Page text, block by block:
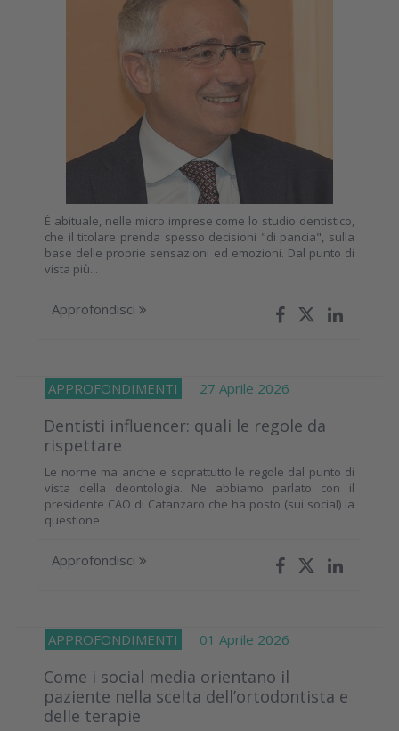
È abituale, nelle micro imprese come lo studio dentistico,
che il titolare prenda spesso decisioni "di pancia", sulla
base delle proprie sensazioni ed emozioni. Dal punto di
vista più...
Approfondisci
APPROFONDIMENTI 27 Aprile 2026
Dentisti influencer: quali le regole da
rispettare
Le norme ma anche e soprattutto le regole dal punto di
vista della deontologia. Ne abbiamo parlato con il
presidente CAO di Catanzaro che ha posto (sui social) la
questione
Approfondisci
APPROFONDIMENTI 01 Aprile 2026
Come i social media orientano il
paziente nella scelta dell’ortodontista e
delle terapie